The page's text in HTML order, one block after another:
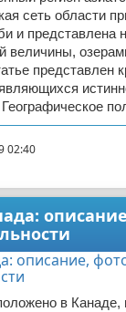
сеть области
и представлена
величины,
представлен
02:40
в Канаде,